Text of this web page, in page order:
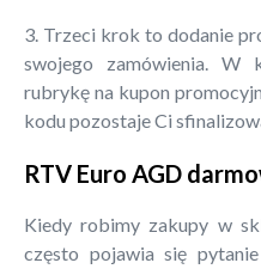
3. Trzeci krok to dodanie
swojego zamówienia. W
rubrykę na kupon
kodu pozostaje Ci
RTV Euro AGD
Kiedy robimy zakupy w
często pojawia się